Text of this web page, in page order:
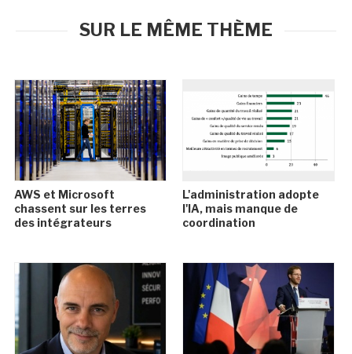
SUR LE MÊME THÈME
AWS et Microsoft
chassent sur les terres
des intégrateurs
L'administration adopte
l'IA, mais manque de
coordination